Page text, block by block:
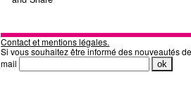
Contact et mentions légales.
Si vous souhaitez être informé des nouveautés
mail